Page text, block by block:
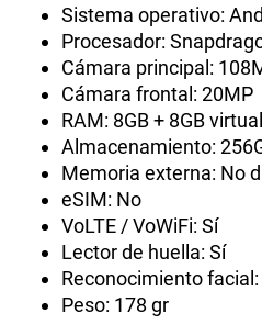
Sistema operativo:
Procesador:
Cámara principal:
Cámara frontal: 20MP
RAM: 8GB + 8GB virtual
Almacenamiento:
Memoria externa: No
eSIM: No
VoLTE / VoWiFi: Sí
Lector de huella: Sí
Reconocimiento facial:
Peso: 178 gr